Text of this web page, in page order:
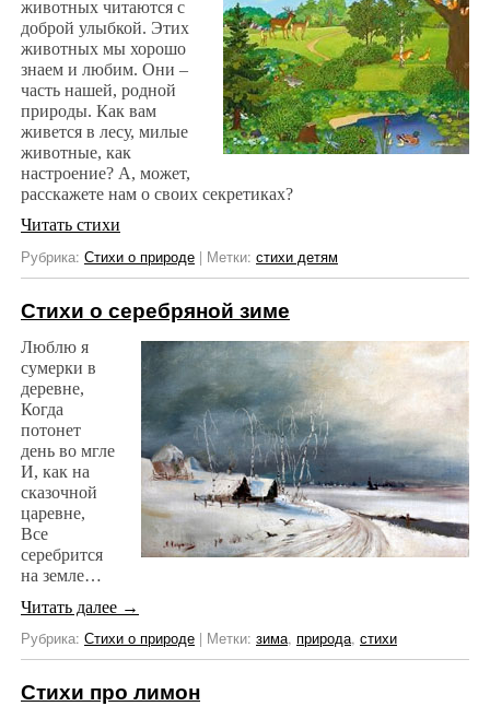
животных читаются с
доброй улыбкой. Этих
животных мы хорошо
знаем и любим. Они –
часть нашей, родной
природы. Как вам
живется в лесу, милые
животные, как
настроение? А, может,
расскажете нам о своих секретиках?
Читать стихи
Рубрика: Стихи о природе | Метки: стихи детям
Стихи о серебряной зиме
Люблю я
сумерки в
деревне,
Когда
потонет
день во мгле
И, как на
сказочной
царевне,
Все
серебрится
на земле…
Читать далее →
Рубрика: Стихи о природе | Метки: зима, природа, стихи
Стихи про лимон